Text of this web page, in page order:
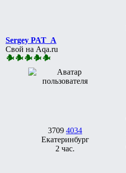
Sergey PAT_A
Свой на Aqa.ru
3709 4034
Екатеринбург
2 час.